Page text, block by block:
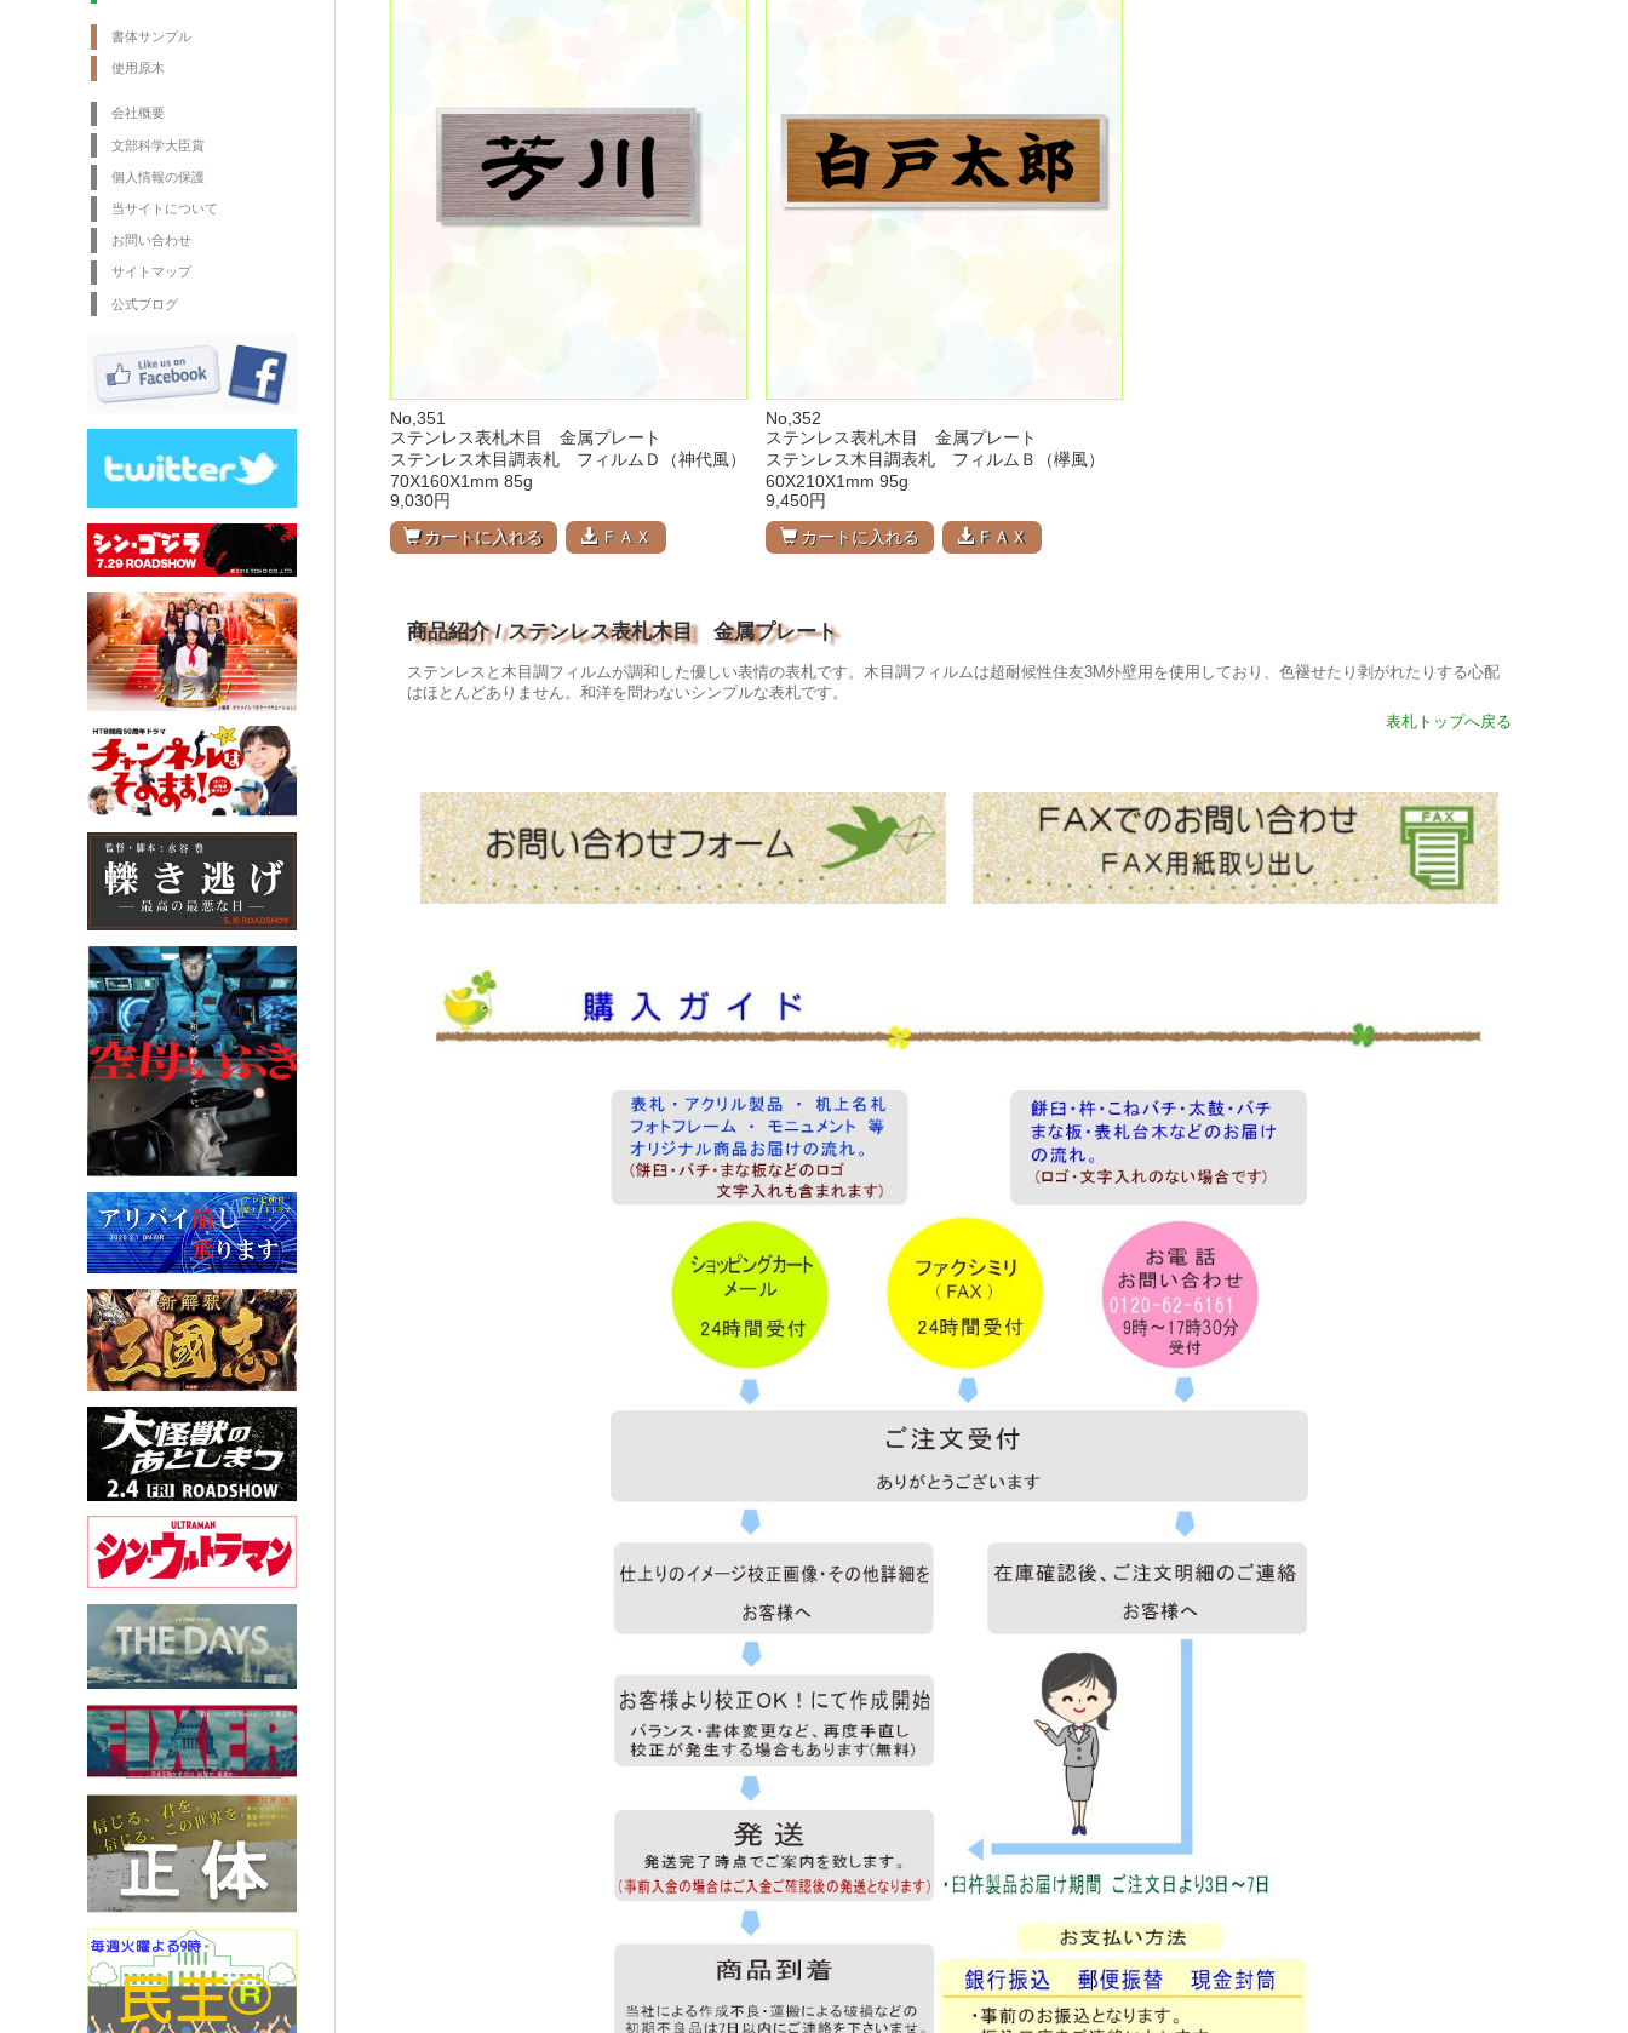
書体サンプル
使用原木
会社概要
文部科学大臣賞
個人情報の保護
当サイトについて
お問い合わせ
サイトマップ
公式ブログ
No,351
ステンレス表札木目 金属プレート
ステンレス木目調表札 フィルムＤ（神代風）
70X160X1mm 85g
9,030円
カートに入れる
ＦＡＸ
No,352
ステンレス表札木目 金属プレート
ステンレス木目調表札 フィルムＢ（欅風）
60X210X1mm 95g
9,450円
カートに入れる
ＦＡＸ
商品紹介 / ステンレス表札木目 金属プレート
ステンレスと木目調フィルムが調和した優しい表情の表札です。木目調フィルムは超耐候性住友3M外壁用を使用しており、色褪せたり剥がれたりする心配
はほとんどありません。和洋を問わないシンプルな表札です。
表札トップへ戻る